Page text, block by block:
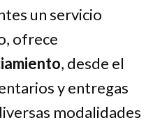
un servicio
ofrece
, desde el
y entregas
modalidades